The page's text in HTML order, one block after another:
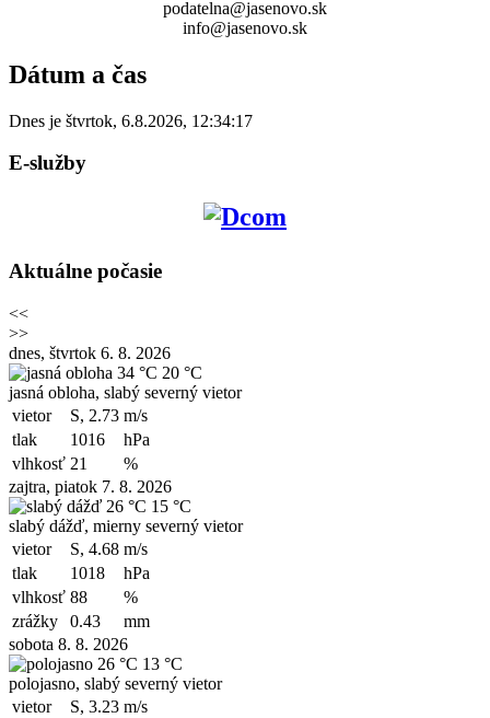
podatelna@jasenovo.sk
info@jasenovo.sk
Dátum a čas
Dnes je štvrtok, 6.8.2026, 12:34:17
E-služby
Aktuálne počasie
<<
>>
dnes, štvrtok 6. 8. 2026
34 °C 20 °C
jasná obloha, slabý severný vietor
vietor
S, 2.73 m/s
tlak
1016
hPa
vlhkosť 21
%
zajtra, piatok 7. 8. 2026
26 °C 15 °C
slabý dážď, mierny severný vietor
vietor
S, 4.68 m/s
tlak
1018
hPa
vlhkosť 88
%
zrážky
0.43
mm
sobota 8. 8. 2026
26 °C 13 °C
polojasno, slabý severný vietor
vietor
S, 3.23 m/s